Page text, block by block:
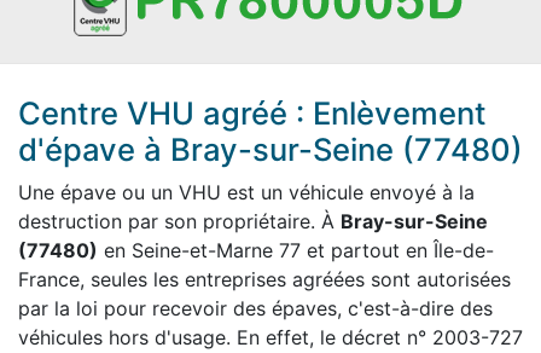
Centre VHU agréé : Enlèvement
d'épave à Bray-sur-Seine (77480)
Une épave ou un VHU est un véhicule envoyé à la
destruction par son propriétaire. À Bray-sur-Seine
(77480) en Seine-et-Marne 77 et partout en Île-de-
France, seules les entreprises agréées sont autorisées
par la loi pour recevoir des épaves, c'est-à-dire des
véhicules hors d'usage. En effet, le décret n° 2003-727